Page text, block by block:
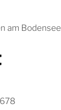
am Bodensee